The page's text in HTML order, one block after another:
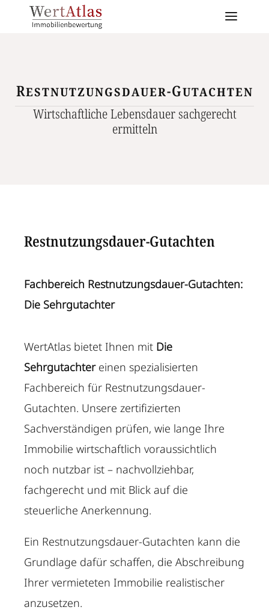
Restnutzungsdauer-Gutachten
Wirtschaftliche Lebensdauer sachgerecht
ermitteln
Restnutzungsdauer-Gutachten
Fachbereich Restnutzungsdauer-Gutachten:
Die Sehrgutachter
WertAtlas bietet Ihnen mit Die
Sehrgutachtereinen spezialisierten
Fachbereich für Restnutzungsdauer-
Gutachten. Unsere zertifizierten
Sachverständigen prüfen, wie lange Ihre
Immobilie wirtschaftlich voraussichtlich
noch nutzbar ist – nachvollziehbar,
fachgerecht und mit Blick auf die
steuerliche Anerkennung.
Ein Restnutzungsdauer-Gutachten kann die
Grundlage dafür schaffen, die Abschreibung
Ihrer vermieteten Immobilie realistischer
anzusetzen.